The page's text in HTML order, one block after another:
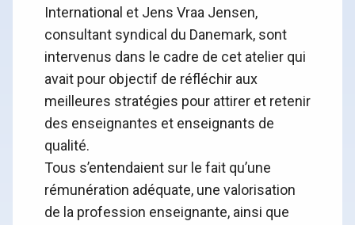
International et Jens Vraa Jensen,
consultant syndical du Danemark, sont
intervenus dans le cadre de cet atelier qui
avait pour objectif de réfléchir aux
meilleures stratégies pour attirer et retenir
des enseignantes et enseignants de
qualité.
Tous s’entendaient sur le fait qu’une
rémunération adéquate, une valorisation
de la profession enseignante, ainsi que